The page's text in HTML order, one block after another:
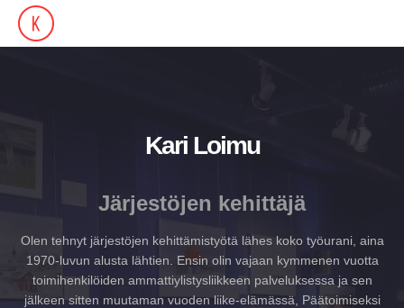
Kari Loimu
Järjestöjen kehittäjä
Olen tehnyt järjestöjen kehittämistyötä lähes koko työurani, aina
1970-luvun alusta lähtien. Ensin olin vajaan kymmenen vuotta
toimihenkilöiden ammattiylistysliikkeen palveluksessa ja sen
jälkeen sitten muutaman vuoden liike-elämässä, Päätoimiseksi